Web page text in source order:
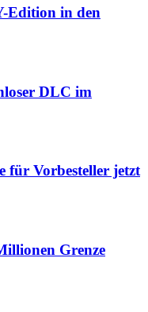
Edition in den
DLC im
für Vorbesteller jetzt
Grenze